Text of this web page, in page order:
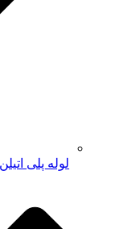
لوله پلی اتیلن 20 اینچ (500 میلیمتر)